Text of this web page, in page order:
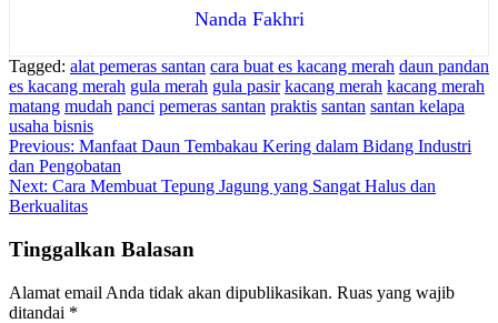
Nanda Fakhri
Tagged: alat pemeras santan cara buat es kacang merah daun pandan
es kacang merah gula merah gula pasir kacang merah kacang merah
matang mudah panci pemeras santan praktis santan santan kelapa
usaha bisnis
Navigasi
pos
Previous: Manfaat Daun Tembakau Kering dalam Bidang Industri
dan Pengobatan
Next: Cara Membuat Tepung Jagung yang Sangat Halus dan
Berkualitas
Tinggalkan Balasan
Alamat email Anda tidak akan dipublikasikan. Ruas yang wajib
ditandai *